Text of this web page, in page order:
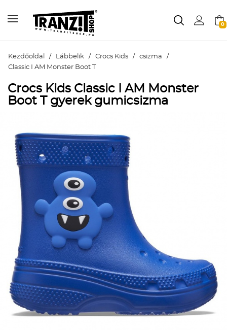
0
Kezdőoldal / Lábbelik / Crocs Kids / csizma /
Classic I AM Monster Boot T
Crocs Kids Classic I AM Monster
Boot T gyerek gumicsizma